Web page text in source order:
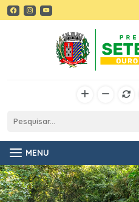
MENU